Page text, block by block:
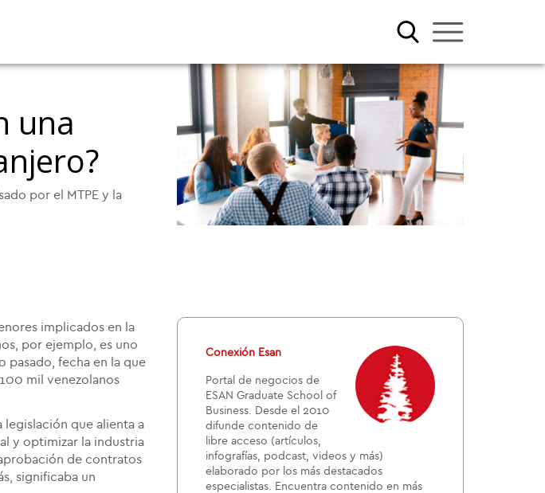
una
por el MTPE y la
implicados en la
por ejemplo, es uno
pasado, fecha en la que
mil venezolanos
legislación que alienta a
y optimizar la industria
de contratos
significaba un
Conexión Esan
Portal de negocios de
ESAN Graduate School of
Business. Desde el 2010
difunde contenido de
libre acceso (artículos,
infografías, podcast, videos y más)
elaborado por los más destacados
especialistas. Encuentra contenido en más